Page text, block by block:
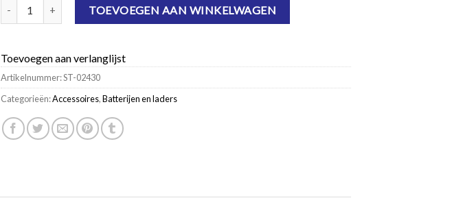
everActive Oplaadbare NiMH AA Batterij - 4 stuks aantal
TOEVOEGEN AAN WINKELWAGEN
Toevoegen aan verlanglijst
Artikelnummer:ST-02430
Categorieën:Accessoires,Batterijen en laders